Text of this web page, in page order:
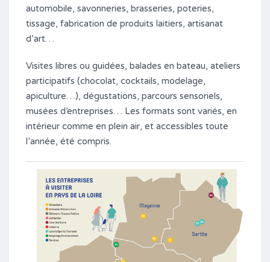
automobile, savonneries, brasseries, poteries,
tissage, fabrication de produits laitiers, artisanat
d’art…
Visites libres ou guidées, balades en bateau, ateliers
participatifs (chocolat, cocktails, modelage,
apiculture…), dégustations, parcours sensoriels,
musées d’entreprises… Les formats sont variés, en
intérieur comme en plein air, et accessibles toute
l’année, été compris.